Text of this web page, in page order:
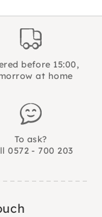
before 15:00,
at home
To ask?
0572 - 700 203